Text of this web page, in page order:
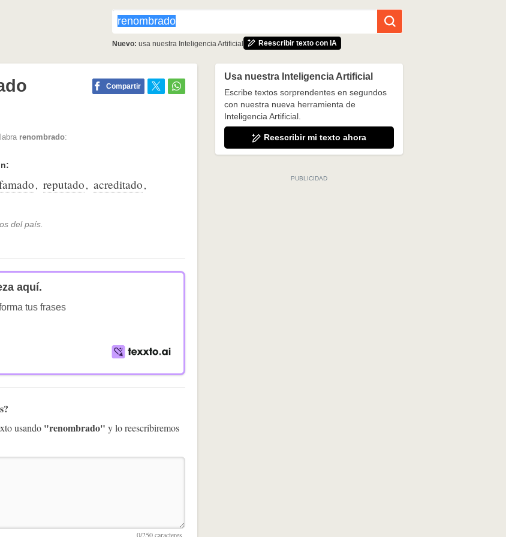
Nuevo: usa nuestra Inteligencia Artificial Reescribir texto con IA
Compartir
renombrado:
, reputado, acreditado,
del país.
aquí.
tus frases
usando "renombrado" y lo reescribiremos
Usa nuestra Inteligencia Artificial
Escribe textos sorprendentes en segundos
con nuestra nueva herramienta de
Inteligencia Artificial.
Reescribir mi texto ahora